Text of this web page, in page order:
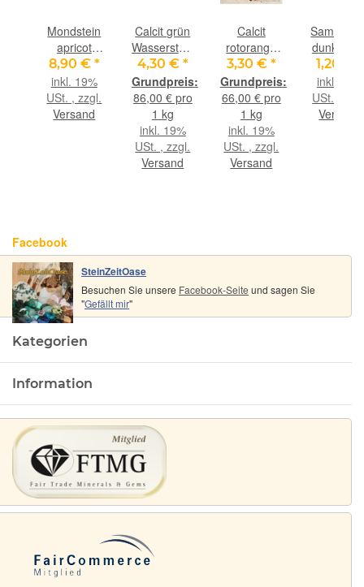
Mondstein
apricot
(Feldspat)
XL
Scheibensteine
- AA-
8,90 € *
inkl. 19%
USt. , zzgl.
Versand
Calcit grün
Wassersteine-
Sonderqualität
/ Rohsteine
- ca. 50 g
4,30 € *
86,00 € pro
1 kg
inkl. 19%
USt. , zzgl.
Versand
Calcit
rotorange
(Orchideencalcit)
Rohsteine -
ca. 50 g
3,30 € *
66,00 € pro
1 kg
inkl. 19%
USt. , zzgl.
Versand
mit
klein, ca.
cm x 9
1,20 €
inkl. 19%
USt. ,
Versand
Facebook
SteinZeitOase
Besuchen Sie unsere Facebook-Seite und sagen Sie
"Gefällt mir"
Kategorien
Information